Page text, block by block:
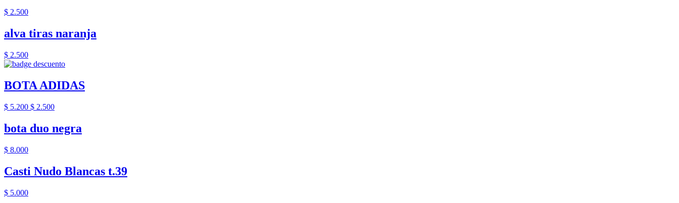
$ 2.500
alva tiras naranja
$ 2.500
BOTA ADIDAS
$ 5.200 $ 2.500
bota duo negra
$ 8.000
Casti Nudo Blancas t.39
$ 5.000